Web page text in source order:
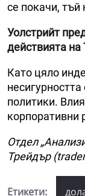
се покачи, тъй
Уолстрийт
действията
Като цяло
политики.
корпоративни
Отдел
Трейдър
Етикети: